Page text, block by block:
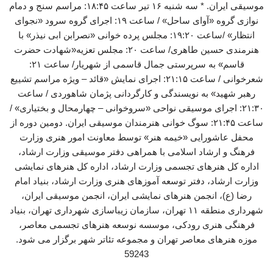
موسیقی ایران. * سه شنبه ۱۶ تیر ساعت ۱۸:۴۵: مراسم سنج و دمام
نوازی گروه «آوای ساحل» / ساعت ۱۹: اجرای گروه سرود «نجوای
انتظار» /ساعت ۱۹:۲۰: مجلس پرده خوانی «نصرابن ابی نیذر» با
هنرمندی حسین طاهری/ ساعت ۲۰: مجلس تعزیه«شهادت حضرت
قاسم» به سرپرستی جمال قاسمی از شهریار/ ساعت ۲۱:
شعرخوانی / ساعت ۲۱:۱۵: اجرای نمایش «قائد – ویژه مراسم تشییع
رهبر شهید» به نویسندگی و کارگردانی پژمان شاهوردی / ساعت
۲۱:۳۰: اجرای موسیقی نواحی «سروخوانی – چهارمحال و بختیاری» /
ساعت ۲۱:۴۵: سوگ خوانی هنرمندان موسیقی ایران. دومین دوره از
محفل عاشورایی «خیمه هنر» توسط معاونت امور هنری وزارت
فرهنگ و ارشاد اسلامی با همراهی دفتر موسیقی وزارت ارشاد،
اداره کل هنرهای تجسمی وزارت ارشاد، اداره کل هنرهای نمایشی
وزارت ارشاد، دفتر توسعه آموزهای هنری وزارت ارشاد، بنیاد امام
رضا (ع)، انجمن هنرهای نمایشی ایران، انجمن موسیقی ایران،
شهرداری منطقه ۱۱ تهران، سازمان زیباسازی شهرداری تهران، بنیاد
فرهنگی هنری رودکی، موسسه نوسعه هنرهای تجسمی معاصر،
موزه هنرهای معاصر تهران و مجموعه تئاتر شهر برگزار می شود.
59243